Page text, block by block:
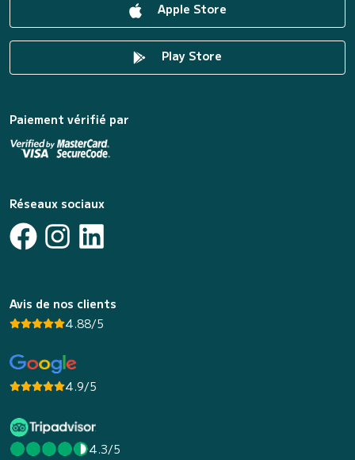
Apple Store
Play Store
Paiement vérifié par
Réseaux sociaux
Avis de nos clients
4.88/5
4.9/5
4.3/5